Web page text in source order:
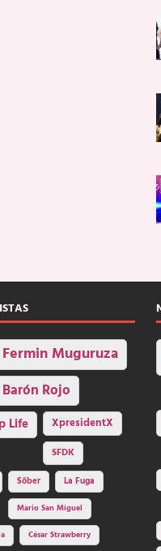
Fermin Muguruza
Barón Rojo
Life
XpresidentX
SFDK
Sôber
La Fuga
Mario San Miguel
César Strawberry